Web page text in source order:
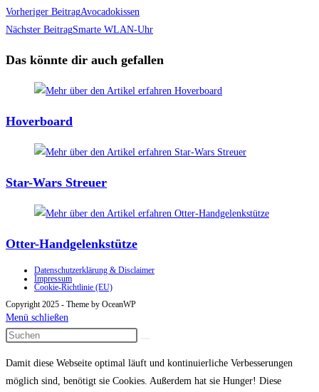
Weitere
Artikel
ansehen
Vorheriger BeitragAvocadokissen
Nächster BeitragSmarte WLAN-Uhr
Das könnte dir auch gefallen
Hoverboard
Star-Wars Streuer
Otter-Handgelenkstütze
Datenschutzerklärung & Disclaimer
Impressum
Cookie-Richtlinie (EU)
Copyright 2025 - Theme by OceanWP
Menü schließen
Damit diese Webseite optimal läuft und kontinuierliche Verbesserungen
möglich sind, benötigt sie Cookies. Außerdem hat sie Hunger! Diese